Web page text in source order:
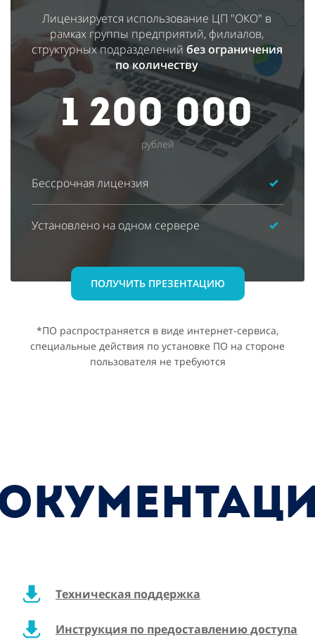
Лицензируется использование ЦП "ОКО" в
рамках группы предприятий, филиалов,
структурных подразделений без ограничения
по количеству
1 200 000
рублей
Бессрочная лицензия
Установлено на одном сервере
ПОЛУЧИТЬ ПРЕЗЕНТАЦИЮ
*ПО распространяется в виде интернет-сервиса,
специальные действия по установке ПО на стороне
пользователя не требуются
Техническая поддержка
Инструкция по предоставлению доступа